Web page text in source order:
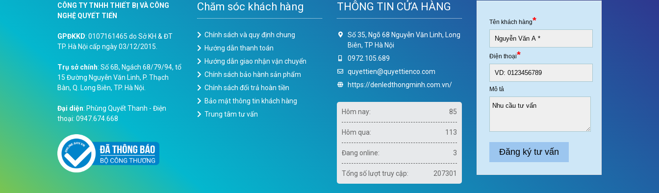
CÔNG TY TNHH THIẾT BỊ VÀ CÔNG
NGHỆ QUYẾT TIẾN
GPĐKKD: 0107161465 do Sở KH & ĐT
TP. Hà Nội cấp ngày 03/12/2015.
Trụ sở chính: Số 6B, Ngách 68/79/94, tổ
15 Đường Nguyễn Văn Linh, P. Thạch
Bàn, Q. Long Biên, TP. Hà Nội.
Đại diện: Phùng Quyết Thanh - Điện
thoại: 0947.674.668
Chăm sóc khách hàng
Chính sách và quy định chung
Hướng dẫn thanh toán
Hướng dẫn giao nhận vận chuyển
Chính sách bảo hành sản phẩm
Chính sách đổi trả hoàn tiền
Bảo mật thông tin khách hàng
Trung tâm tư vấn
THÔNG TIN CỬA HÀNG
Số 35, Ngõ 68 Nguyễn Văn Linh, Long
Biên, TP Hà Nội
0972.105.689
quyettien@quyettienco.com
https://denledthongminh.com.vn/
85
Hôm nay:
113
Hôm qua:
3
Đang online:
207301
Tổng số lượt truy cập: